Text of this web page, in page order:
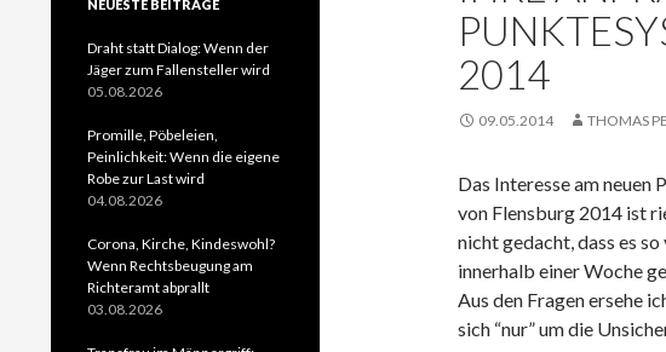
2014
09.05.2014 THOMAS
Das Interesse am neuen
von Flensburg 2014 ist
nicht gedacht, dass es
innerhalb einer Woche
Aus den Fragen ersehe
sich “nur” um die
NEUESTE BEITRÄGE
Draht statt Dialog: Wenn der
Jäger zum Fallensteller wird
05.08.2026
Promille, Pöbeleien,
Peinlichkeit: Wenn die eigene
Robe zur Last wird
04.08.2026
Corona, Kirche, Kindeswohl?
Wenn Rechtsbeugung am
Richteramt abprallt
03.08.2026